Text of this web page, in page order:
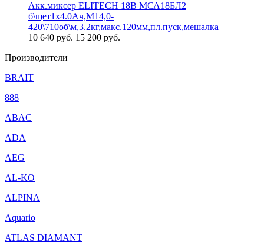
Акк.миксер ELITECH 18В МСА18БЛ2
б\щет1х4.0Ач,М14,0-
420\710об\м,3.2кг,макс.120мм,пл.пуск,мешалка
10 640 руб. 15 200 руб.
Производители
BRAIT
888
ABAC
ADA
AEG
AL-KO
ALPINA
Aquario
ATLAS DIAMANT